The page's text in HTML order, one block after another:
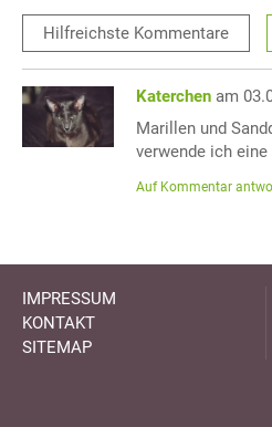
Hilfreichste Kommentare
Katerchen am
Marillen und
verwende ich
Auf Kommentar
IMPRESSUM
KONTAKT
SITEMAP